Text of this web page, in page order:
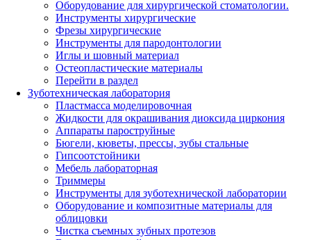
Оборудование для хирургической стоматологии.
Инструменты хирургические
Фрезы хирургические
Инструменты для пародонтологии
Иглы и шовный материал
Остеопластические материалы
Перейти в раздел
Зуботехническая лаборатория
Пластмасса моделировочная
Жидкости для окрашивания диоксида циркония
Аппараты пароструйные
Бюгели, кюветы, прессы, зубы стальные
Гипсоотстойники
Мебель лабораторная
Триммеры
Инструменты для зуботехнической лаборатории
Оборудование и композитные материалы для
облицовки
Чистка съемных зубных протезов